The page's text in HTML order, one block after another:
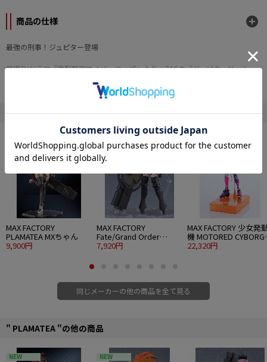
商品の仕様
最強の刑事！ジュピター登場
特撮TVドラマ『電脳警察サイバーコップ』より、ZACの「ジュピタービット」
・全高約190mm、各関節可動。
・サンダーアームとポリスシールドはブラックチェンバーに格納可能。
・背面のベンチレーテッドフィンは開閉ギミックを搭載。
・劇中の姿にAs'まりあ氏のアレンジを加えたデザインにて立体化。
・各種成形色とホイルシールにより、組み立てるだけで劇中イメージに近い色
分けを再現できます。
■組み立て式プラモデル
■ノンスケール
■全高：約190mm
■原型制作：マックスファクトリー
■制作協力：As'まりあ
© TOHO CO., LTD.
" Max Factory "の他の商品
NEW
MAX FACTORY
PLAMATEA MXちゃん
9,900円
MAX FACTORY
Fate/Grand Order
PLAMATEA シールダー/
7,920円
MAX FACTORY 少女発
機 MOTORED CYBORG
RUNNER SSX-155c
22,320円
同じメーカーの他の商品を全て見る
" PLAMATEA "の他の商品
NEW NEW